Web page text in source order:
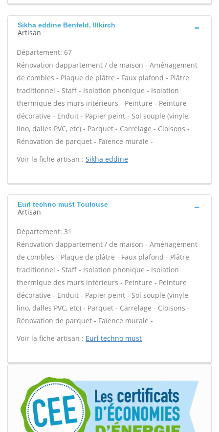
Sikha eddine Benfeld, Illkirch
Artisan
Département: 67
Rénovation dappartement / de maison - Aménagement
de combles - Plaque de plâtre - Faux plafond - Plâtre
traditionnel - Staff - Isolation phonique - Isolation
thermique des murs intérieurs - Peinture - Peinture
décorative - Enduit - Papier peint - Sol souple (vinyle,
lino, dalles PVC, etc) - Parquet - Carrelage - Cloisons -
Rénovation de parquet - Faïence murale -
Voir la fiche artisan : Sikha eddine
Eurl techno must Toulouse
Artisan
Département: 31
Rénovation dappartement / de maison - Aménagement
de combles - Plaque de plâtre - Faux plafond - Plâtre
traditionnel - Staff - Isolation phonique - Isolation
thermique des murs intérieurs - Peinture - Peinture
décorative - Enduit - Papier peint - Sol souple (vinyle,
lino, dalles PVC, etc) - Parquet - Carrelage - Cloisons -
Rénovation de parquet - Faïence murale -
Voir la fiche artisan : Eurl techno must